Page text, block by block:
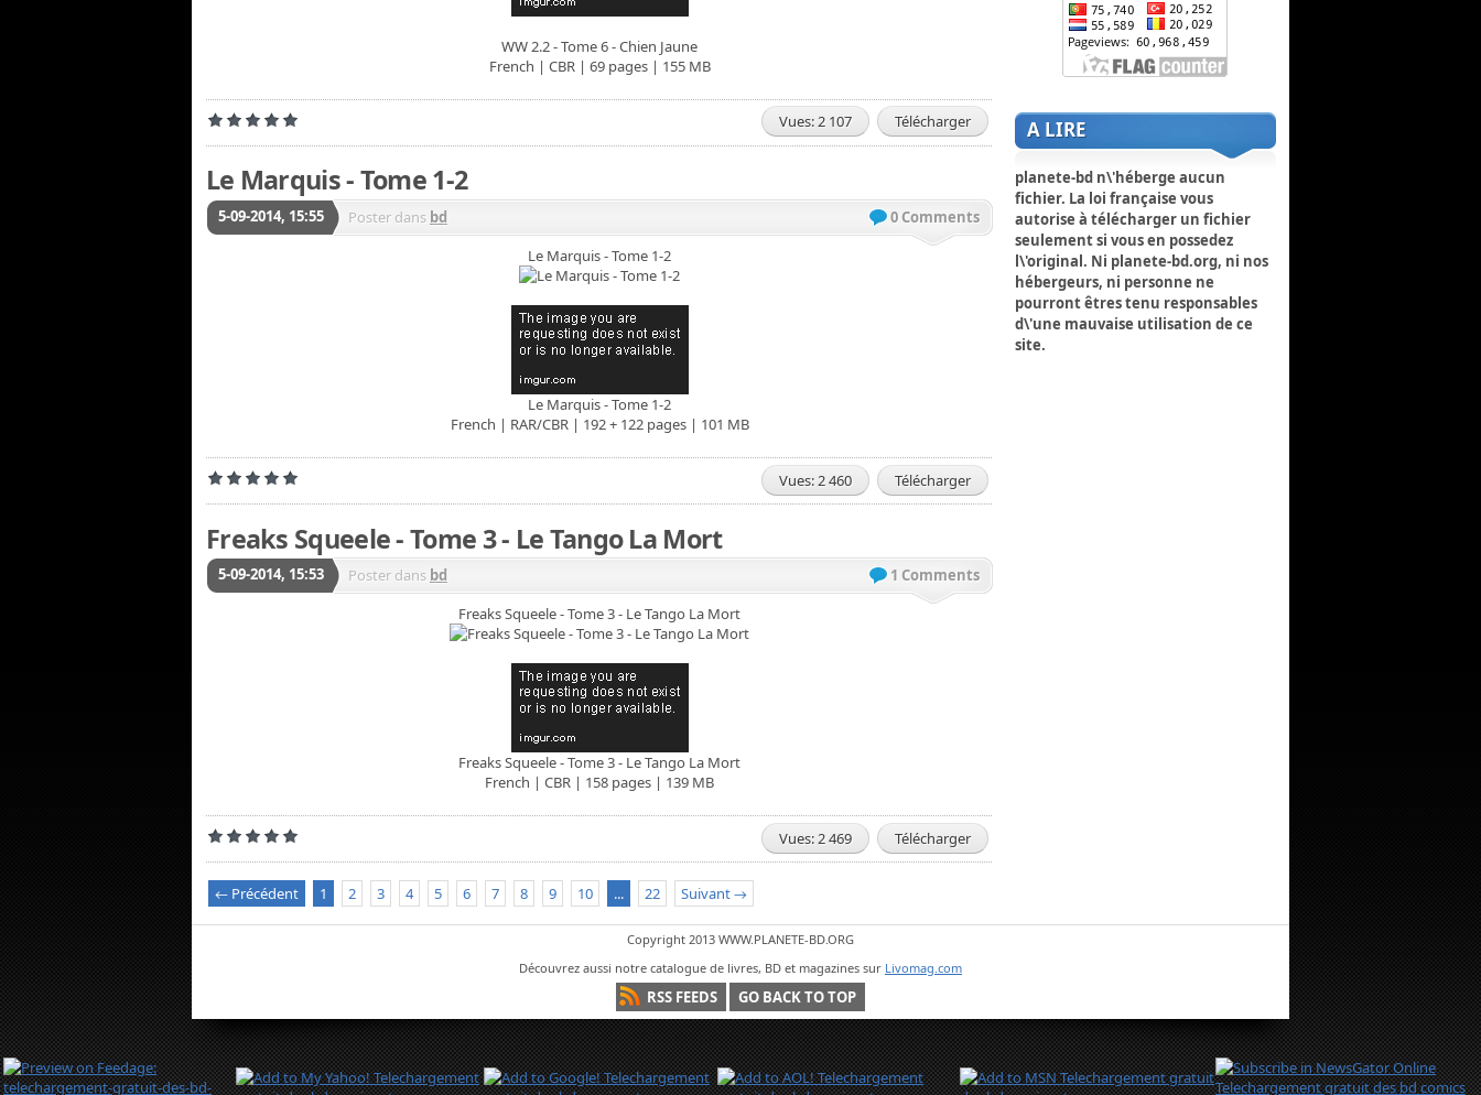
WW 2.2 - Tome 6 - Chien Jaune
French | CBR | 69 pages | 155 MB
Vues: 2 107 Télécharger
Le Marquis - Tome 1-2
5-09-2014, 15:55 Poster dans bd
0 Comments
Le Marquis - Tome 1-2
Le Marquis - Tome 1-2
French | RAR/CBR | 192 + 122 pages | 101 MB
Vues: 2 460 Télécharger
Freaks Squeele - Tome 3 - Le Tango La Mort
5-09-2014, 15:53 Poster dans bd
1 Comments
Freaks Squeele - Tome 3 - Le Tango La Mort
Freaks Squeele - Tome 3 - Le Tango La Mort
French | CBR | 158 pages | 139 MB
Vues: 2 469 Télécharger
← Précédent 1 2 3 4 5 6 7 8 9 10 ... 22 Suivant →
A LIRE
planete-bd n\'héberge aucun
fichier. La loi française vous
autorise à télécharger un fichier
seulement si vous en possedez
l\'original. Ni planete-bd.org, ni nos
hébergeurs, ni personne ne
pourront êtres tenu responsables
d\'une mauvaise utilisation de ce
site.
Copyright 2013 WWW.PLANETE-BD.ORG
Découvrez aussi notre catalogue de livres, BD et magazines sur Livomag.com
RSS FEEDS GO BACK TO TOP